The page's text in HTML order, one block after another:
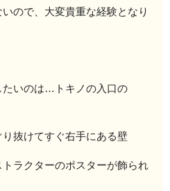
ので、大変貴重な経験となり
たいのは…トキノの入口の
抜けてすぐ右手にある壁
ラクターのポスターが飾られ